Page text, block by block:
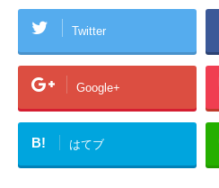
Twitter
Google+
B! はてブ